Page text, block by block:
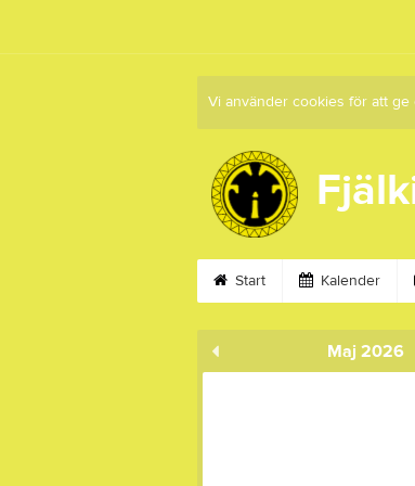
Vi använder cookies för att
Start Kalender
Maj 2026